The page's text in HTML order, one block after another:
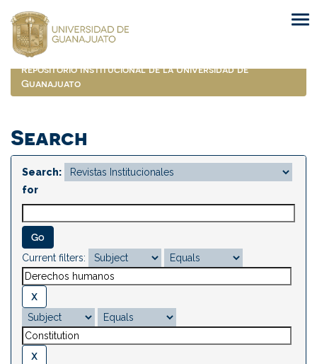
navigation
Repositorio Institucional de la Universidad de
Guanajuato
Search
Search:
for
Current filters: